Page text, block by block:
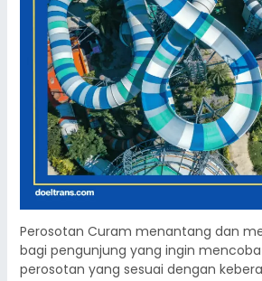
Perosotan Curam menantang dan
bagi pengunjung yang ingin mencoba
perosotan yang sesuai dengan